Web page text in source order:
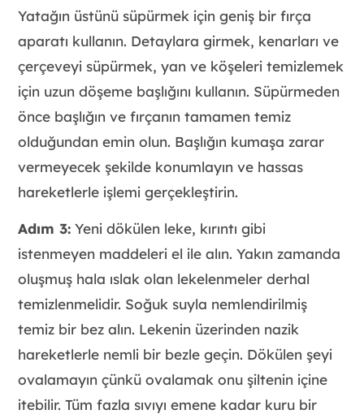
Yatağın üstünü süpürmek için geniş bir fırça
aparatı kullanın. Detaylara girmek, kenarları ve
çerçeveyi süpürmek, yan ve köşeleri temizlemek
için uzun döşeme başlığını kullanın. Süpürmeden
önce başlığın ve fırçanın tamamen temiz
olduğundan emin olun. Başlığın kumaşa zarar
vermeyecek şekilde konumlayın ve hassas
hareketlerle işlemi gerçekleştirin.
Adım 3:Yeni dökülen leke, kırıntı gibi
istenmeyen maddeleri el ile alın. Yakın zamanda
oluşmuş hala ıslak olan lekelenmeler derhal
temizlenmelidir. Soğuk suyla nemlendirilmiş
temiz bir bez alın. Lekenin üzerinden nazik
hareketlerle nemli bir bezle geçin. Dökülen şeyi
ovalamayın çünkü ovalamak onu şiltenin içine
itebilir. Tüm fazla sıvıyı emene kadar kuru bir